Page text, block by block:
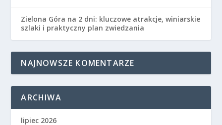
Zielona Góra na 2 dni: kluczowe atrakcje, winiarskie
szlaki i praktyczny plan zwiedzania
NAJNOWSZE KOMENTARZE
ARCHIWA
lipiec 2026